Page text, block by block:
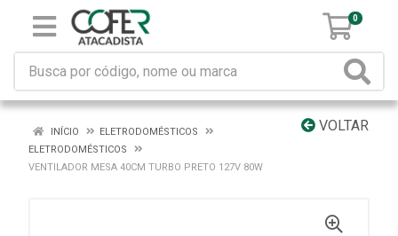
0
VOLTAR
INÍCIO
ELETRODOMÉSTICOS
ELETRODOMÉSTICOS
VENTILADOR MESA 40CM TURBO PRETO 127V 80W